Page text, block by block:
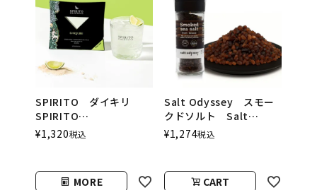
SPIRITO ダイキリ
SPIRITO
COCKTAILS（スピリッ
トカクテルズ）
¥1,320税込
MORE
Salt Odyssey スモー
クドソルト Salt
Odyssey（ソルトオデ
ッセイ）
¥1,274税込
CART